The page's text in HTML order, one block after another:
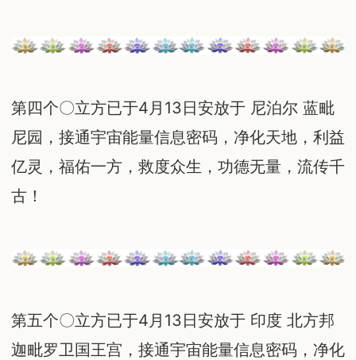
第四个〇立方已于4月13日安放于 尼泊尔 蓝毗
尼园，接通宇宙能量信息密码，净化天地，利益
亿灵，福佑一方，救度众生，功德无量，流传千
古！
第五个〇立方已于4月13日安放于 印度 北方邦
迦毗罗卫国王宫，接通宇宙能量信息密码，净化